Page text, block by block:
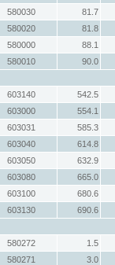
580030
81.7
580020
81.8
580000
88.1
580010
90.0
603140
542.5
603000
554.1
603031
585.3
603040
614.8
603050
632.9
603080
665.0
603100
680.6
603130
690.6
580272
1.5
580271
3.0